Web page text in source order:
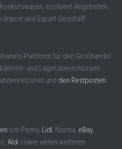
Insolvent-Angeboten,
und Export Geschäft.
Plattform für den Großhandel
und Lagerüberschüssen
und den Restposten
von Penny, Lidl , Norma, eBay,
Aldi sowie vielen weiteren